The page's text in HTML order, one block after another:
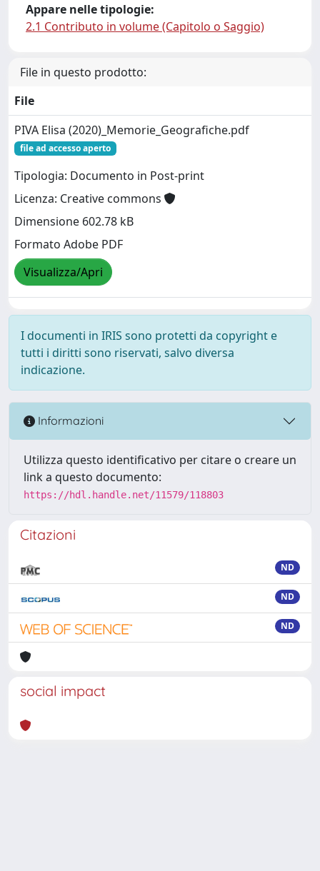
Appare nelle tipologie:
2.1 Contributo in volume (Capitolo o Saggio)
File in questo prodotto:
File
PIVA Elisa (2020)_Memorie_Geografiche.pdf
file ad accesso aperto
Tipologia: Documento in Post-print
Licenza: Creative commons
Dimensione 602.78 kB
Formato Adobe PDF
Visualizza/Apri
I documenti in IRIS sono protetti da copyright e
tutti i diritti sono riservati, salvo diversa
indicazione.
Informazioni
Utilizza questo identificativo per citare o creare un
link a questo documento:
https://hdl.handle.net/11579/118803
Citazioni
ND
ND
ND
social impact